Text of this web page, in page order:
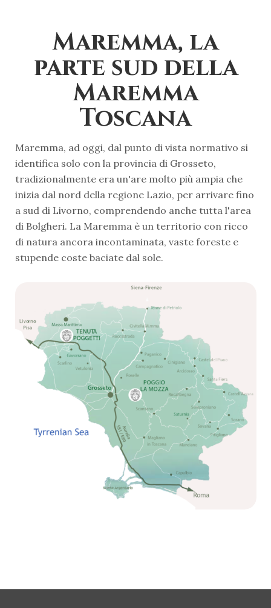
Maremma, la
parte sud della
Maremma
Toscana
Maremma, ad oggi, dal punto di vista normativo si
identifica solo con la provincia di Grosseto,
tradizionalmente era un'are molto più ampia che
inizia dal nord della regione Lazio, per arrivare fino
a sud di Livorno, comprendendo anche tutta l'area
di Bolgheri. La Maremma è un territorio con ricco
di natura ancora incontaminata, vaste foreste e
stupende coste baciate dal sole.